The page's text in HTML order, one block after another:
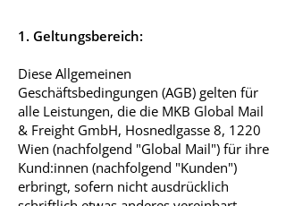
1. Geltungsbereich:
Diese Allgemeinen
Geschäftsbedingungen (AGB) gelten für
alle Leistungen, die die MKB Global Mail
& Freight GmbH, Hosnedlgasse 8, 1220
Wien (nachfolgend "Global Mail") für ihre
Kund:innen (nachfolgend "Kunden")
erbringt, sofern nicht ausdrücklich